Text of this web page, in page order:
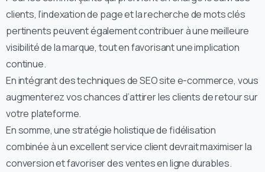
clients, l’indexation de page et la recherche de mots clés
pertinents peuvent également contribuer à une meilleure
visibilité de la marque, tout en favorisant une implication
continue.
En intégrant des techniques de SEO site e-commerce, vous
augmenterez vos chances d’attirer les clients de retour sur
votre plateforme.
En somme, une stratégie holistique de fidélisation
combinée à un excellent service client devrait maximiser la
conversion et favoriser des ventes en ligne durables.